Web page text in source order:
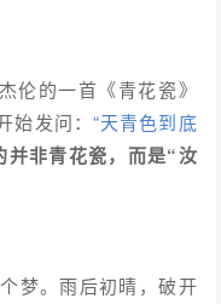
伦的一首《青花瓷》
发问： “天青色到底
并非青花瓷，而是“汝
梦。雨后初晴，破开